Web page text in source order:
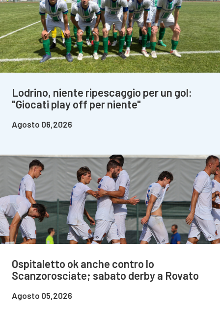
Lodrino, niente ripescaggio per un gol:
"Giocati play off per niente"
Agosto 06,2026
Ospitaletto ok anche contro lo
Scanzorosciate; sabato derby a Rovato
Agosto 05,2026